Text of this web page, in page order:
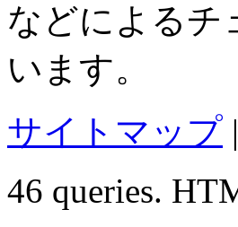
などによるチ
います。
サイトマップ |
46 queries.